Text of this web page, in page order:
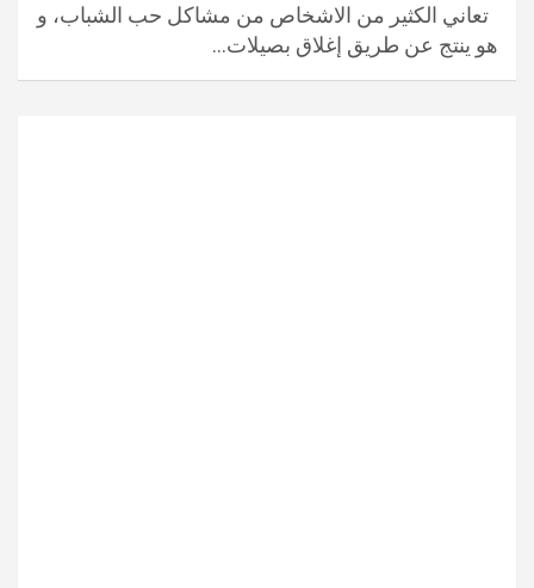
تعاني الكثير من الاشخاص من مشاكل حب الشباب، و
هو ينتج عن طريق إغلاق بصيلات…